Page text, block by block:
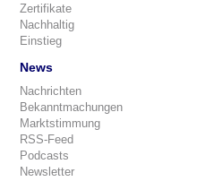
Zertifikate
Nachhaltig
Einstieg
News
Nachrichten
Bekanntmachungen
Marktstimmung
RSS-Feed
Podcasts
Newsletter